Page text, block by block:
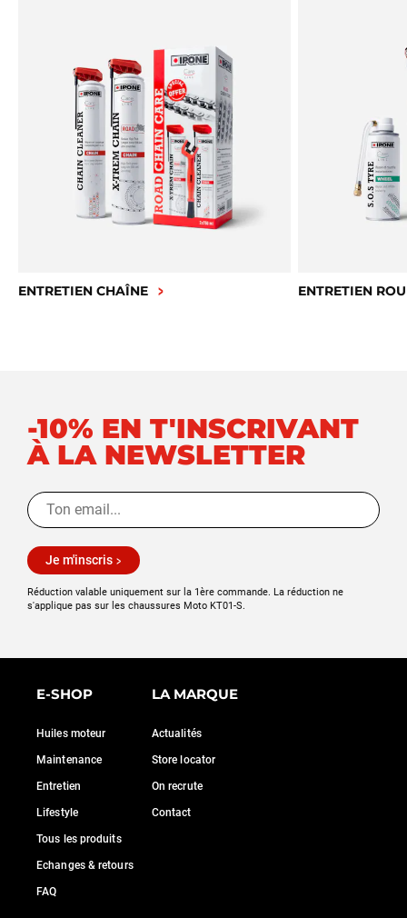
ENTRETIEN CHAÎNE ENTRETIEN
-10% EN T'INSCRIVANT
À LA NEWSLETTER
Je m'inscris
Réduction valable uniquement sur la 1ère commande. La réduction ne
s'applique pas sur les chaussures Moto KT01-S.
E-SHOP
Huiles moteur
Maintenance
Entretien
Lifestyle
Tous les produits
Echanges & retours
FAQ
LA MARQUE
Actualités
Store locator
On recrute
Contact